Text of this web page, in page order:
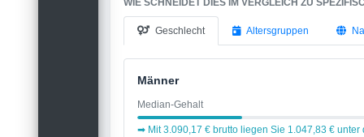
WIE SCHNEIDET DIES IM VERGLEICH ZU
Geschlecht Altersgruppen
Männer
Median-Gehalt
➡ Mit 3.090,17 € brutto liegen Sie 1.047,83 € unter